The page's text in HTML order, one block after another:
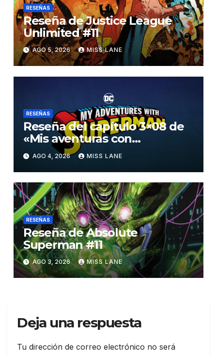
RESEÑAS
Reseña de Justice League
Unlimited #11
AGO 5, 2026 MISS LANE
RESEÑAS
Reseña del capítulo 3×08 de
«Mis aventuras con
Superman»
AGO 4, 2026 MISS LANE
RESEÑAS
Reseña de Absolute
Superman #11
AGO 3, 2026 MISS LANE
Deja una respuesta
Tu dirección de correo electrónico no será